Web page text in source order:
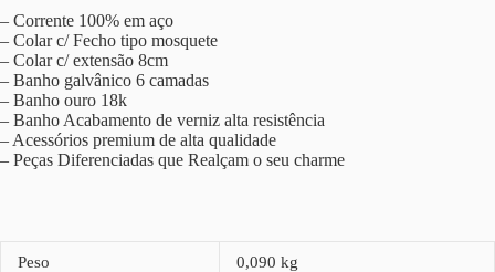
– Corrente 100% em aço
– Colar c/ Fecho tipo mosquete
– Colar c/ extensão 8cm
– Banho galvânico 6 camadas
– Banho ouro 18k
– Banho Acabamento de verniz alta resistência
– Acessórios premium de alta qualidade
– Peças Diferenciadas que Realçam o seu charme
Peso 0,090 kg